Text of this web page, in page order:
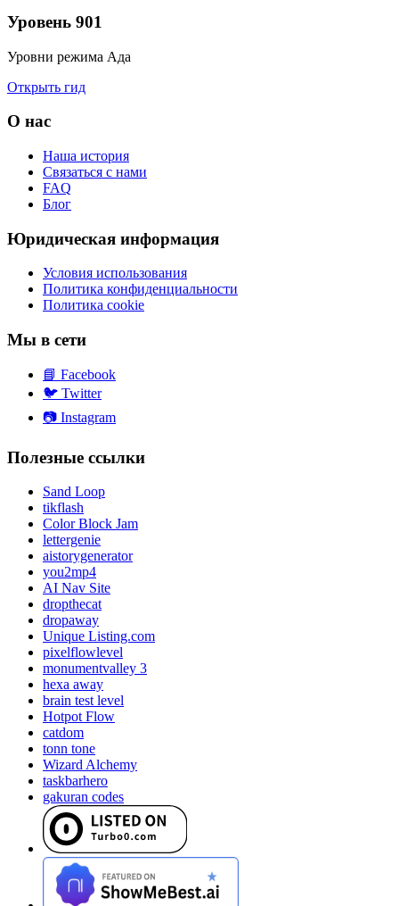
Уровень 901
Уровни режима Ада
Открыть гид
О нас
Наша история
Связаться с нами
FAQ
Блог
Юридическая информация
Условия использования
Политика конфиденциальности
Политика cookie
Мы в сети
📘 Facebook
🐦 Twitter
📷 Instagram
Полезные ссылки
Sand Loop
tikflash
Color Block Jam
lettergenie
aistorygenerator
you2mp4
AI Nav Site
dropthecat
dropaway
Unique Listing.com
pixelflowlevel
monumentvalley 3
hexa away
brain test level
Hotpot Flow
catdom
tonn tone
Wizard Alchemy
taskbarhero
gakuran codes